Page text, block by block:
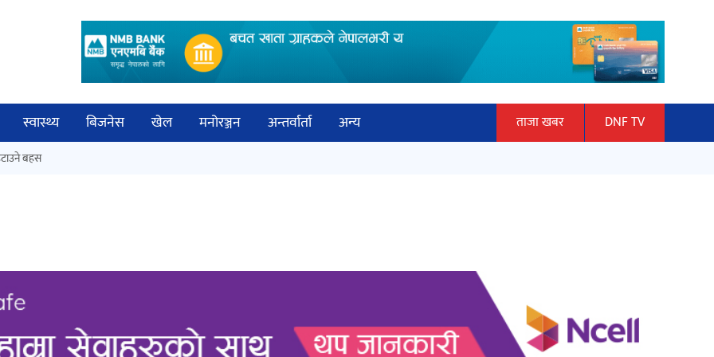
स्वास्थ्य बिजनेस खेल मनोरञ्जन अन्तर्वार्ता
अन्य
ताजा खबर DNF TV
औपचारिक सेवा सञ्चालनमा
हलमा छैन ‘गौँथली’को टिकट
बहस